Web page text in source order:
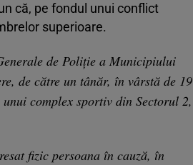
că, pe fondul unui conflict
superioare.
de Poliție a Municipiului
de către un tânăr, în vârstă de 19
complex sportiv din Sectorul 2,
fizic persoana în cauză, în